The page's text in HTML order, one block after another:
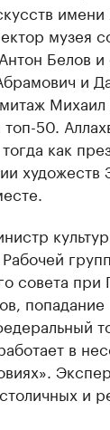
музея
Белов и
и
Михаил
50.
как
художеств
совета при
попадание
в
и